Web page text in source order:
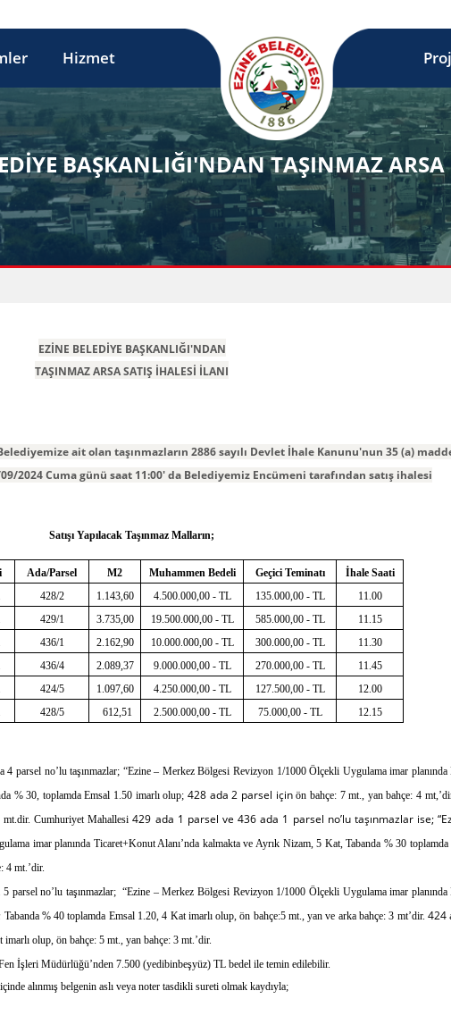
Hizmet
BAŞKANLIĞI'NDAN TAŞINMAZ
EZİNE BELEDİYE BAŞKANLIĞI'NDAN
TAŞINMAZ ARSA SATIŞ İHALESİ İLANI
ait olan taşınmazların 2886 sayılı Devlet İhale Kanunu'nun 35 (a)
2024 Cuma günü saat 11:00' da Belediyemiz Encümeni tarafından satış ihalesi
Satışı Yapılacak Taşınmaz Malların;
Ada/Parsel M2 Muhammen Bedeli Geçici Teminatı
İhale Saati
428/2 1.143,60 4.500.000,00 - TL 135.000,00 - TL
11.00
429/1 3.735,00 19.500.000,00 - TL 585.000,00 - TL
11.15
436/1 2.162,90 10.000.000,00 - TL 300.000,00 - TL
11.30
436/4 2.089,37 9.000.000,00 - TL 270.000,00 - TL
11.45
424/5 1.097,60 4.250.000,00 - TL 127.500,00 - TL
12.00
428/5 612,51 2.500.000,00 - TL 75.000,00 - TL 12.15
4 parsel no’lu taşınmazlar; “Ezine – Merkez Bölgesi Revizyon 1/1000Ölçekli Uygulama imar
% 30, toplamda Emsal 1.50 imarlı olup;428 ada 2 parsel içinön bahçe: 7 mt., yan bahçe: 4
Cumhuriyet Mahallesi 429 ada 1 parsel ve 436 ada 1 parsel no’lu taşınmazlar ise;
imar planında Ticaret+Konut Alanı’nda kalmakta ve Ayrık Nizam, 5 Kat, Tabanda % 30 toplamda
4 mt.’dir.
parsel no’lu taşınmazlar; “Ezine – Merkez Bölgesi Revizyon 1/1000 Ölçekli Uygulama imar
Tabanda % 40 toplamda Emsal 1.20, 4 Kat imarlı olup, ön bahçe:5 mt., yan ve arka bahçe: 3 mt’dir. 424
olup, ön bahçe: 5 mt., yan bahçe: 3 mt.’dir.
İşleri Müdürlüğü’nden 7.500 (yedibinbeşyüz) TL bedel ile temin edilebilir.
alınmış belgenin aslı veya noter tasdikli sureti olmak kaydıyla;